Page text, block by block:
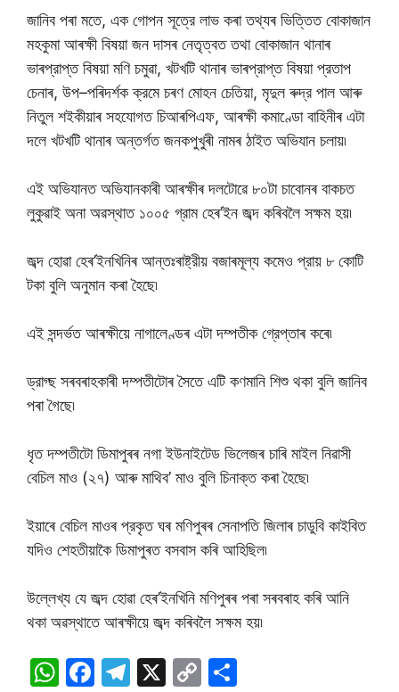
জানিব পৰা মতে, এক গোপন সূত্রে লাভ কৰা তথ্যৰ ভিত্তিত বোকাজান
মহকুমা আৰক্ষী বিষয়া জন দাসৰ নেতৃত্বত তথা বোকাজান থানাৰ
ভাৰপ্রাপ্ত বিষয়া মণি চমুৱা, খটখটি থানাৰ ভাৰপ্রাপ্ত বিষয়া প্রতাপ
চেনাৰ, উপ–পৰিদর্শক ক্রমে চৰণ মোহন চেতিয়া, মৃদুল ৰুদ্র পাল আৰু
নিতুল শইকীয়াৰ সহযোগত চিআৰপিএফ, আৰক্ষী কমাণ্ডো বাহিনীৰ এটা
দলে খটখটি থানাৰ অন্তর্গত জনকপুখুৰী নামৰ ঠাইত অভিযান চলায়৷
এই অভিযানত অভিযানকাৰী আৰক্ষীৰ দলটোৱে ৮০টা চাবোনৰ বাকচত
লুকুৱাই অনা অৱস্থাত ১০০৫ গ্রাম হেৰ’ইন জব্দ কৰিবলৈ সক্ষম হয়৷
জব্দ হোৱা হেৰ’ইনখিনিৰ আন্তঃৰাষ্ট্রীয় বজাৰমূল্য কমেও প্রায় ৮ কোটি
টকা বুলি অনুমান কৰা হৈছে৷
এই সন্দর্ভত আৰক্ষীয়ে নাগালেণ্ডৰ এটা দম্পতীক গ্রেপ্তাৰ কৰে৷
ড্রাগ্ছ সৰবৰাহকাৰী দম্পতীটোৰ সৈতে এটি কণমানি শিশু থকা বুলি জানিব
পৰা গৈছে৷
ধৃত দম্পতীটো ডিমাপুৰৰ নগা ইউনাইটেড ভিলেজৰ চাৰি মাইল নিৱাসী
বেচিল মাও (২৭) আৰু মাথিব’ মাও বুলি চিনাক্ত কৰা হৈছে৷
ইয়াৰে বেচিল মাওৰ প্রকৃত ঘৰ মণিপুৰৰ সেনাপতি জিলাৰ চাডুবি কাইবিত
যদিও শেহতীয়াকৈ ডিমাপুৰত বসবাস কৰি আহিছিল৷
উল্লেখ্য যে জব্দ হোৱা হেৰ’ইনখিনি মণিপুৰৰ পৰা সৰবৰাহ কৰি আনি
থকা অৱস্থাতে আৰক্ষীয়ে জব্দ কৰিবলৈ সক্ষম হয়৷
W F
T
X
C